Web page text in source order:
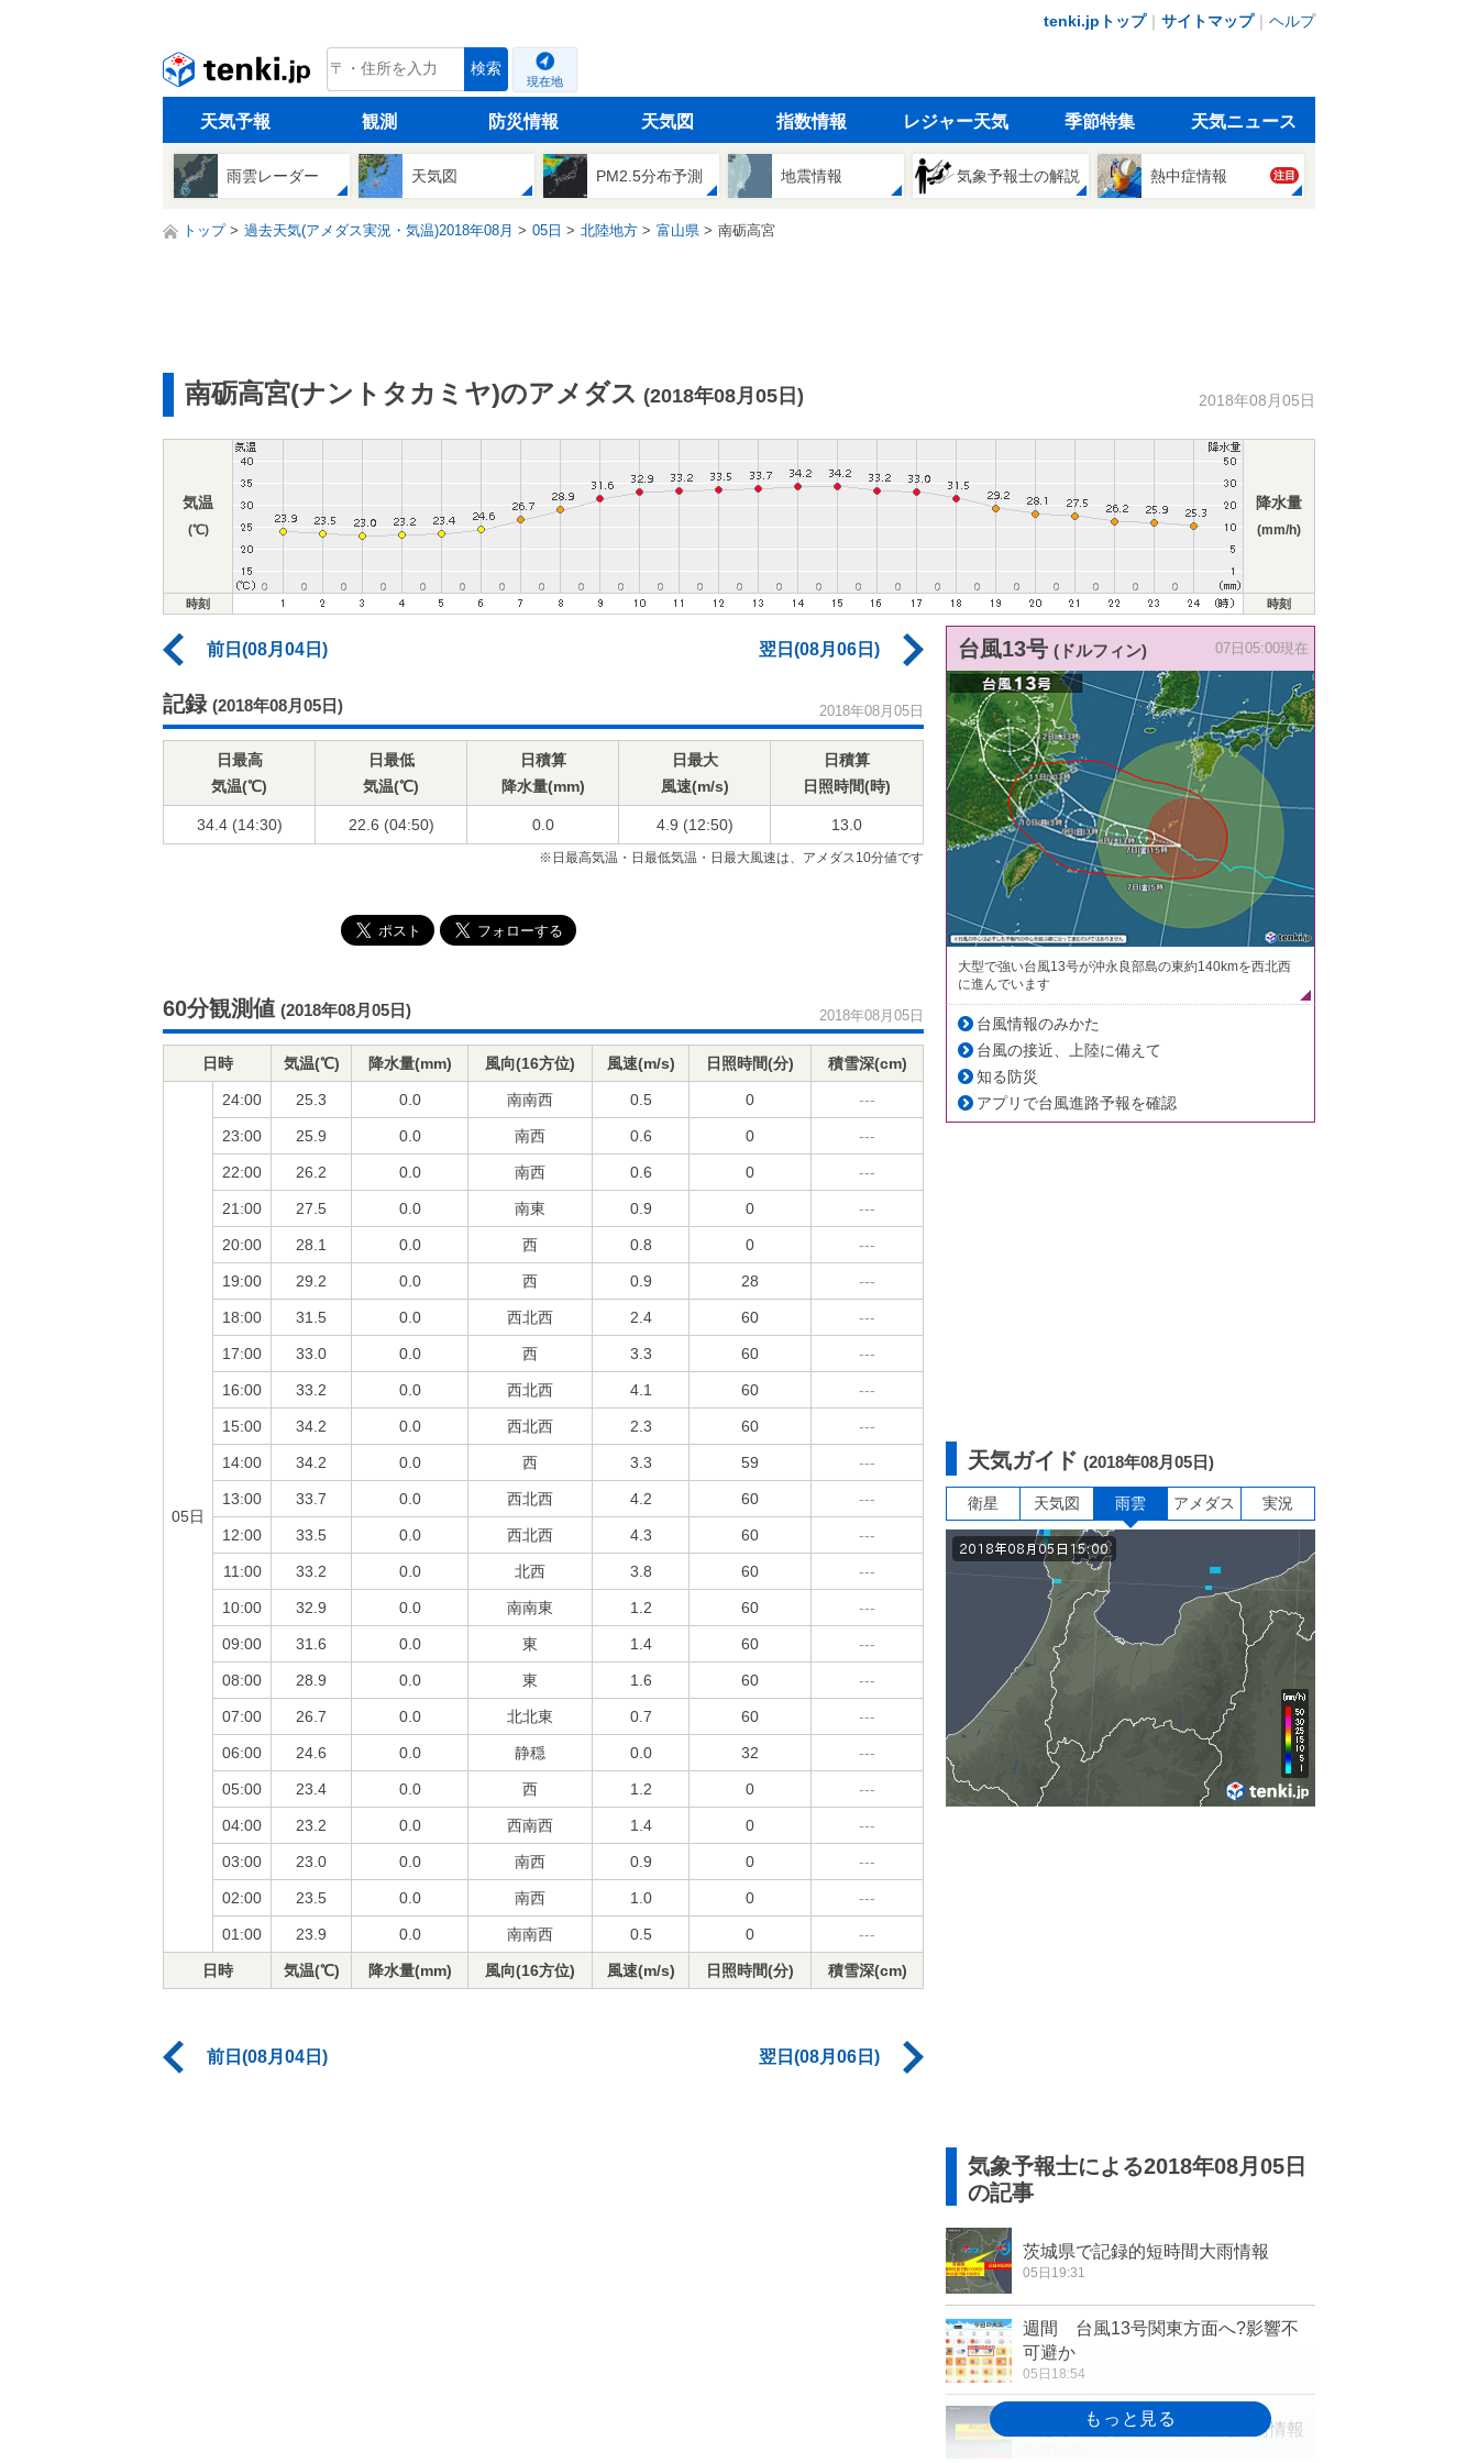
tenki.jpトップ｜ サイトマップ｜ ヘルプ
tenki.jp 検索
現在地
天気予報 観測 防災情報 天気図 指数情報 レジャー天気 季節特集 天気ニュース
雨雲レーダー 天気図 PM2.5分布予測 地震情報 気象予報士の解説 熱中症情報 注目
トップ 過去天気(アメダス実況・気温)2018年08月 05日 北陸地方 富山県 南砺高宮
南砺高宮(ナントタカミヤ)のアメダス (2018年08月05日) 2018年08月05日
気温
(℃)
降水量
(mm/h)
時刻 時刻
前日(08月04日) 翌日(08月06日)
記録 (2018年08月05日) 2018年08月05日
日最高
気温(℃)
日最低
気温(℃)
日積算
降水量(mm)
日最大
風速(m/s)
日積算
日照時間(時)
34.4 (14:30) 22.6 (04:50) 0.0 4.9 (12:50) 13.0
※日最高気温・日最低気温・日最大風速は、アメダス10分値です
60分観測値 (2018年08月05日) 2018年08月05日
日時 気温(℃) 降水量(mm) 風向(16方位) 風速(m/s) 日照時間(分) 積雪深(cm)
05日
24:00 25.3 0.0 南南西 0.5 0 ---
23:00 25.9 0.0 南西 0.6 0 ---
22:00 26.2 0.0 南西 0.6 0 ---
21:00 27.5 0.0 南東 0.9 0 ---
20:00 28.1 0.0 西 0.8 0 ---
19:00 29.2 0.0 西 0.9 28 ---
18:00 31.5 0.0 西北西 2.4 60 ---
17:00 33.0 0.0 西 3.3 60 ---
16:00 33.2 0.0 西北西 4.1 60 ---
15:00 34.2 0.0 西北西 2.3 60 ---
14:00 34.2 0.0 西 3.3 59 ---
13:00 33.7 0.0 西北西 4.2 60 ---
12:00 33.5 0.0 西北西 4.3 60 ---
11:00 33.2 0.0 北西 3.8 60 ---
10:00 32.9 0.0 南南東 1.2 60 ---
09:00 31.6 0.0 東 1.4 60 ---
08:00 28.9 0.0 東 1.6 60 ---
07:00 26.7 0.0 北北東 0.7 60 ---
06:00 24.6 0.0 静穏 0.0 32 ---
05:00 23.4 0.0 西 1.2 0 ---
04:00 23.2 0.0 西南西 1.4 0 ---
03:00 23.0 0.0 南西 0.9 0 ---
02:00 23.5 0.0 南西 1.0 0 ---
01:00 23.9 0.0 南南西 0.5 0 ---
日時 気温(℃) 降水量(mm) 風向(16方位) 風速(m/s) 日照時間(分) 積雪深(cm)
前日(08月04日) 翌日(08月06日)
台風13号 (ドルフィン) 07日05:00現在
大型で強い台風13号が沖永良部島の東約140kmを西北西
に進んでいます
台風情報のみかた
台風の接近、上陸に備えて
知る防災
アプリで台風進路予報を確認
天気ガイド (2018年08月05日)
衛星 天気図 雨雲 アメダス 実況
気象予報士による2018年08月05日
の記事
茨城県で記録的短時間大雨情報
05日19:31
週間 台風13号関東方面へ?影響不
可避か
05日18:54
山形県で再び記録的短時間大雨情報